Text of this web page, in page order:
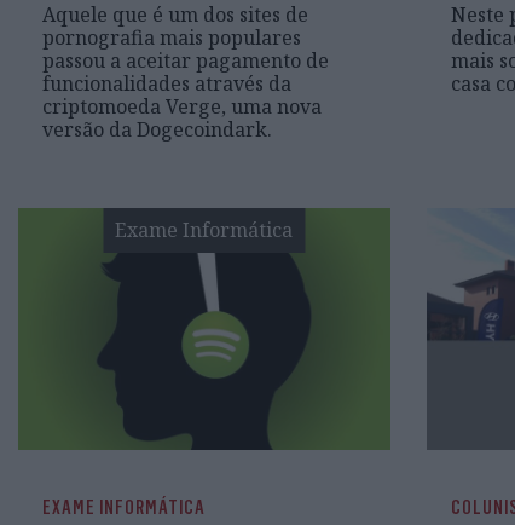
Aquele que é um dos sites de
pornografia mais populares
passou a aceitar pagamento de
funcionalidades através da
criptomoeda Verge, uma nova
versão da Dogecoindark.
Neste
mais
casa
Exame Informática
EXAME INFORMÁTICA